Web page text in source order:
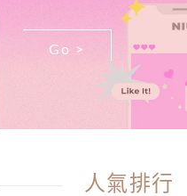
Go >
人氣排行